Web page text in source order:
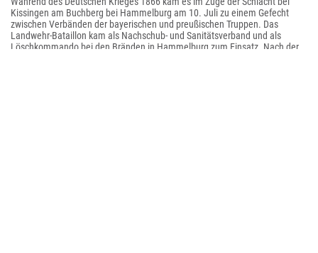
Kissingen am Buchberg bei Hammelburg am 10. Juli zu einem Gefecht
zwischen Verbänden der bayerischen und preußischen Truppen. Das
Landwehr-Bataillon kam als Nachschub- und Sanitätsverband und als
Löschkommando bei den Bränden in Hammelburg zum Einsatz. Nach der